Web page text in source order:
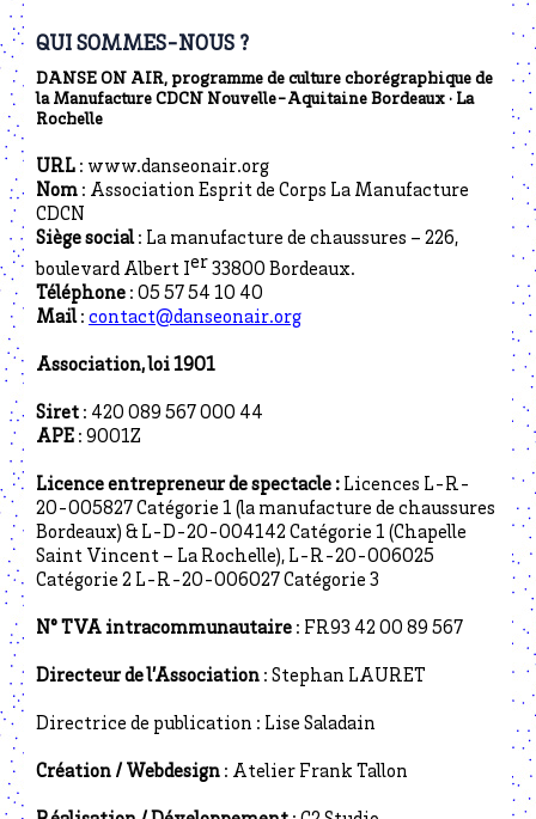
QUI SOMMES-NOUS ?
DANSE ON AIR, programme de culture chorégraphique de
la Manufacture CDCN Nouvelle-Aquitaine Bordeaux · La
Rochelle
URL : www.danseonair.org
Nom : Association Esprit de Corps La Manufacture
CDCN
Siège social: La manufacture de chaussures – 226,
boulevard Albert Ier33800 Bordeaux.
Téléphone : 05 57 54 10 40
Mail: contact@danseonair.org
Association, loi 1901
Siret : 420 089 567 000 44
APE : 9001Z
Licence entrepreneur de spectacle : Licences L-R-
20-005827 Catégorie 1 (la manufacture de chaussures
Bordeaux) & L-D-20-004142 Catégorie 1 (Chapelle
Saint Vincent – La Rochelle), L-R-20-006025
Catégorie 2 L-R-20-006027 Catégorie 3
N° TVA intracommunautaire : FR93 42 00 89 567
Directeur de l’Association : Stephan LAURET
Directrice de publication : Lise Saladain
Création / Webdesign : Atelier Frank Tallon